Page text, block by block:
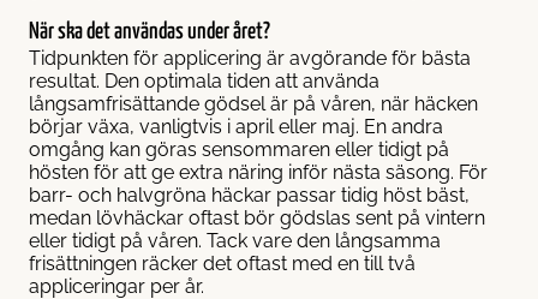
När ska det användas under året?
Tidpunkten för applicering är avgörande för bästa
resultat. Den optimala tiden att använda
långsamfrisättande gödsel är på våren, när häcken
börjar växa, vanligtvis i april eller maj. En andra
omgång kan göras sensommaren eller tidigt på
hösten för att ge extra näring inför nästa säsong. För
barr- och halvgröna häckar passar tidig höst bäst,
medan lövhäckar oftast bör gödslas sent på vintern
eller tidigt på våren. Tack vare den långsamma
frisättningen räcker det oftast med en till två
appliceringar per år.